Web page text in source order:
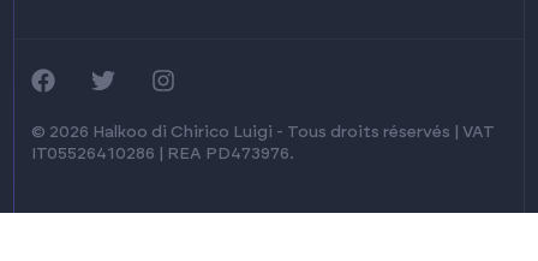
© 2026 Halkoo di Chirico Luigi - Tous droits réservés | VAT
IT05526410286 | REA PD473976.